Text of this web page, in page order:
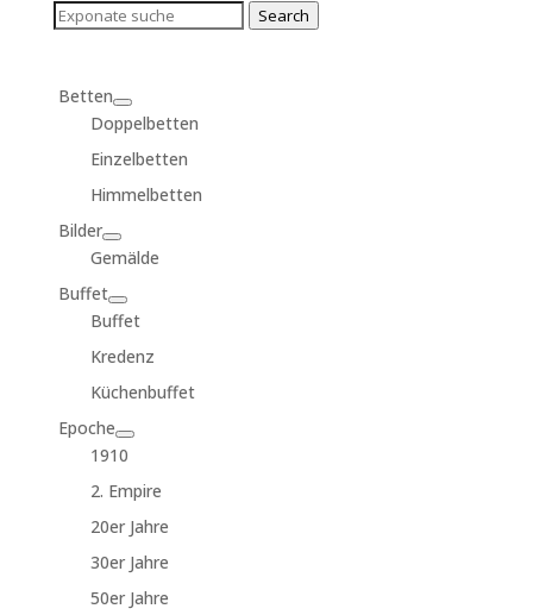
Search
Search
Betten
Doppelbetten
Einzelbetten
Himmelbetten
Bilder
Gemälde
Buffet
Buffet
Kredenz
Küchenbuffet
Epoche
1910
2. Empire
20er Jahre
30er Jahre
50er Jahre